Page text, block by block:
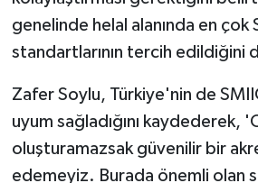
genelinde helal alanında en çok
standartlarının tercih edildiğini
Zafer Soylu, Türkiye'nin de
uyum sağladığını kaydederek,
oluşturamazsak güvenilir bir
edemeyiz. Burada önemli olan